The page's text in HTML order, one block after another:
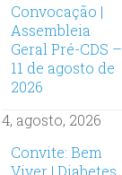
Convocação |
Assembleia
Geral Pré-CDS –
11 de agosto de
2026
4, agosto, 2026
Convite: Bem
Viver | Diabetes,